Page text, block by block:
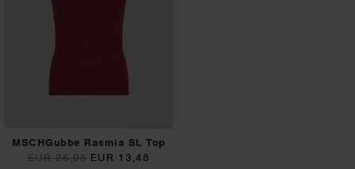
MSCHGubbe Rasmia SL Top
EUR 26,95 EUR 13,48